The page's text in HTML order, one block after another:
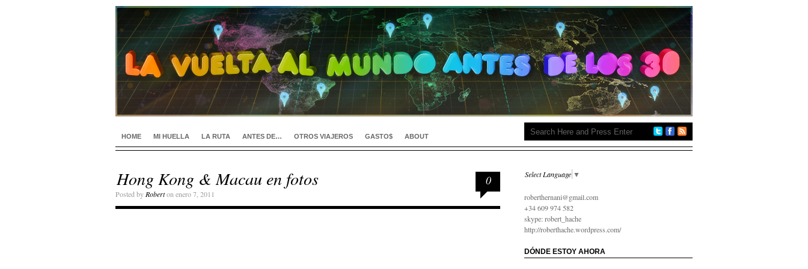
HOME MI HUELLA LA RUTA ANTES DE… OTROS VIAJEROS GASTO$ ABOUT
0
Hong Kong & Macau en fotos
Posted by Roberton enero 7, 2011
Select Language ▼
roberthernani@gmail.com
+34 609 974 582
skype: robert_hache
http://roberthache.wordpress.com/
DÓNDE ESTOY AHORA